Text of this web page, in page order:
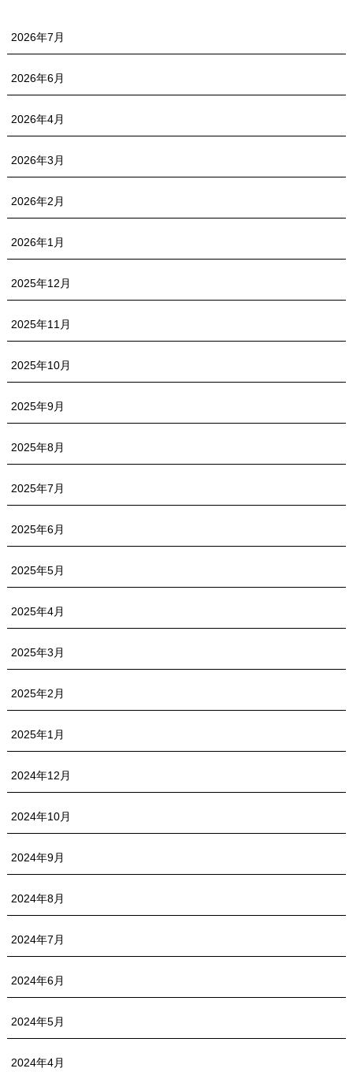
2026年7月
2026年6月
2026年4月
2026年3月
2026年2月
2026年1月
2025年12月
2025年11月
2025年10月
2025年9月
2025年8月
2025年7月
2025年6月
2025年5月
2025年4月
2025年3月
2025年2月
2025年1月
2024年12月
2024年10月
2024年9月
2024年8月
2024年7月
2024年6月
2024年5月
2024年4月